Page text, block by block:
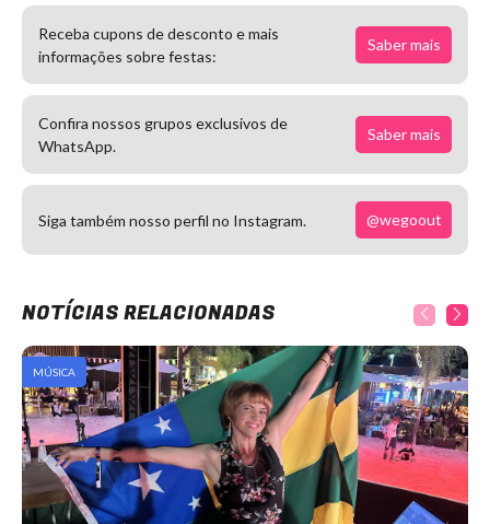
Receba cupons de desconto e mais
informações sobre festas:
Saber mais
Confira nossos grupos exclusivos de
WhatsApp.
Saber mais
Siga também nosso perfil no Instagram. @wegoout
NOTÍCIAS RELACIONADAS
MÚSICA